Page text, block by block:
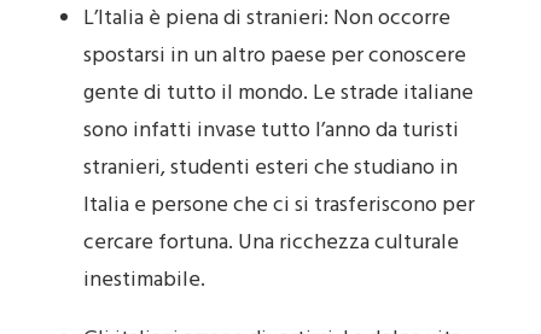
L’Italia è piena di stranieri: Non occorre
spostarsi in un altro paese per conoscere
gente di tutto il mondo. Le strade italiane
sono infatti invase tutto l’anno da turisti
stranieri, studenti esteri che studiano in
Italia e persone che ci si trasferiscono per
cercare fortuna. Una ricchezza culturale
inestimabile.